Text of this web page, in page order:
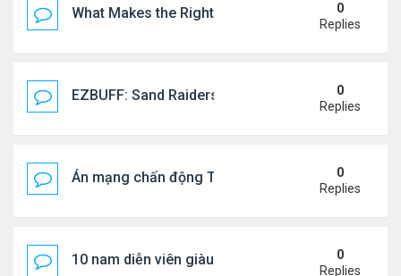
What Makes the Right Retail POS Matter?0
Replies
EZBUFF: Sand Raiders of Sophie Farming
0
Replies
Án mạng chấn động Thái lan: hai chị em người
0
Replies
10 nam diễn viên giàu nhất Trung Quốc 2026
0
Replies